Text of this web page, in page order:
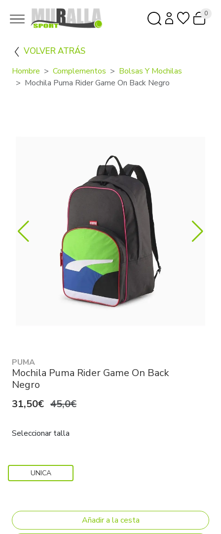
0
VOLVER ATRÁS
Hombre Complementos
Bolsas Y Mochilas
Mochila Puma Rider Game On Back Negro
PUMA
Mochila Puma Rider Game On Back
Negro
31,50€ 45,0€
Seleccionar talla
UNICA